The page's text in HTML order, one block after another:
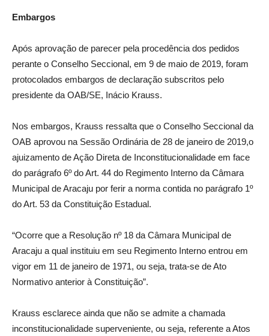
Embargos
Após aprovação de parecer pela procedência dos pedidos
perante o Conselho Seccional, em 9 de maio de 2019, foram
protocolados embargos de declaração subscritos pelo
presidente da OAB/SE, Inácio Krauss.
Nos embargos, Krauss ressalta que o Conselho Seccional da
OAB aprovou na Sessão Ordinária de 28 de janeiro de 2019,o
ajuizamento de Ação Direta de Inconstitucionalidade em face
do parágrafo 6º do Art. 44 do Regimento Interno da Câmara
Municipal de Aracaju por ferir a norma contida no parágrafo 1º
do Art. 53 da Constituição Estadual.
“Ocorre que a Resolução nº 18 da Câmara Municipal de
Aracaju a qual instituiu em seu Regimento Interno entrou em
vigor em 11 de janeiro de 1971, ou seja, trata-se de Ato
Normativo anterior à Constituição”.
Krauss esclarece ainda que não se admite a chamada
inconstitucionalidade superveniente, ou seja, referente a Atos